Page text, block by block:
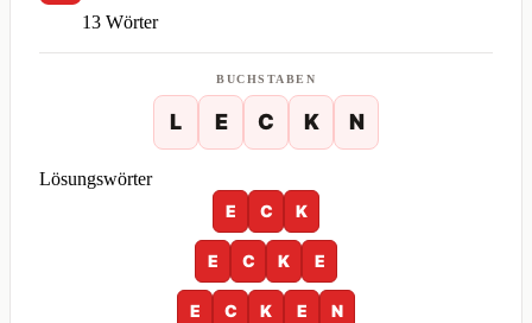
13 Wörter
BUCHSTABEN
L E C K N
Lösungswörter
E
C K
E C K E
E C K E N